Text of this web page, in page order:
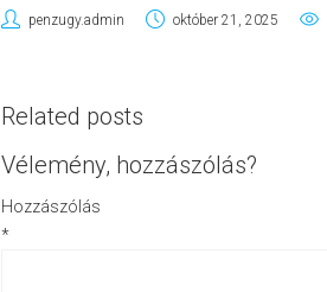
penzugy.admin október 21, 2025
Related posts
Vélemény, hozzászólás?
Hozzászólás
*